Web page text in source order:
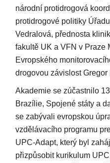
národní protidrogová
protidrogové politiky
Vedralová, přednosta
fakultě UK a VFN v Praze
Evropského
drogovou závislost Gregor
Akademie se zúčastnilo
Brazílie, Spojené státy a
se zabývali evropskou
vzdělávacího programu
UPC-Adapt, který byl
přizpůsobit kurikulum